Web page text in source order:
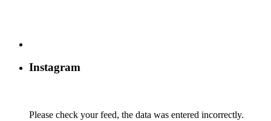
Instagram
Please check your feed, the data was entered incorrectly.